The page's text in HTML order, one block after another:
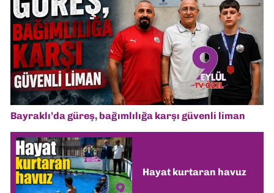
Bayraklı’da güreş, bağımlılığa karşı güvenli liman
Hayat kurtaran havuz